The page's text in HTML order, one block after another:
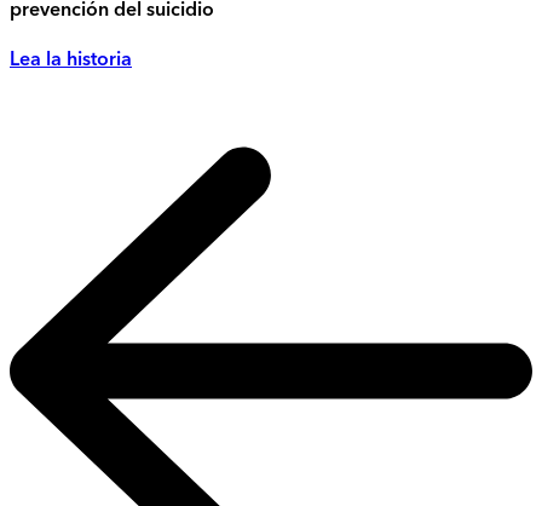
prevención del suicidio
Lea la historia